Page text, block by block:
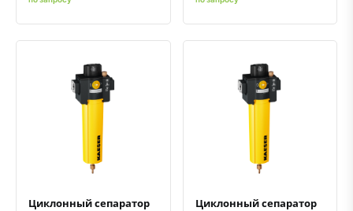
Быстрый просмотрДобавить к сравнению
Циклонный сепаратор
Быстрый просмотрДобавить к сравнению
Циклонный сепаратор